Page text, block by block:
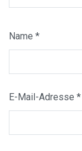
Name *
E-Mail-Adresse *